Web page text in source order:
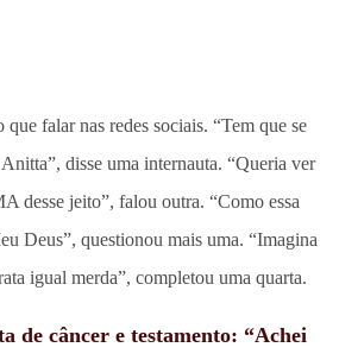
falar nas redes sociais. “Tem que se
disse uma internauta. “Queria ver
desse jeito”, falou outra. “Como essa
Deus”, questionou mais uma. “Imagina
igual merda”, completou uma quarta.
de câncer e testamento: “Achei